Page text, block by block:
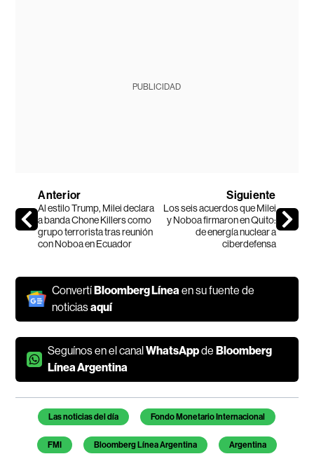
PUBLICIDAD
Anterior
Al estilo Trump, Milei declara
a banda Chone Killers como
grupo terrorista tras reunión
con Noboa en Ecuador
Siguiente
Los seis acuerdos que Milei
y Noboa firmaron en Quito:
de energía nuclear a
ciberdefensa
ConvertíBloomberg Línea en su fuente de
noticiasaquí
Seguínos en el canalWhatsAppdeBloomberg
Línea Argentina
Temas de este artículo
Las noticias del día Fondo Monetario Internacional
FMI Bloomberg Línea Argentina Argentina